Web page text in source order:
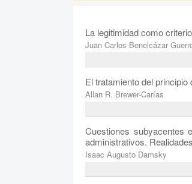
La legitimidad como
Juan Carlos Benelcázar
El tratamiento del
Allan R. Brewer-Carías
Cuestiones subyacentes
administrativos.
Isaac Augusto Damsky